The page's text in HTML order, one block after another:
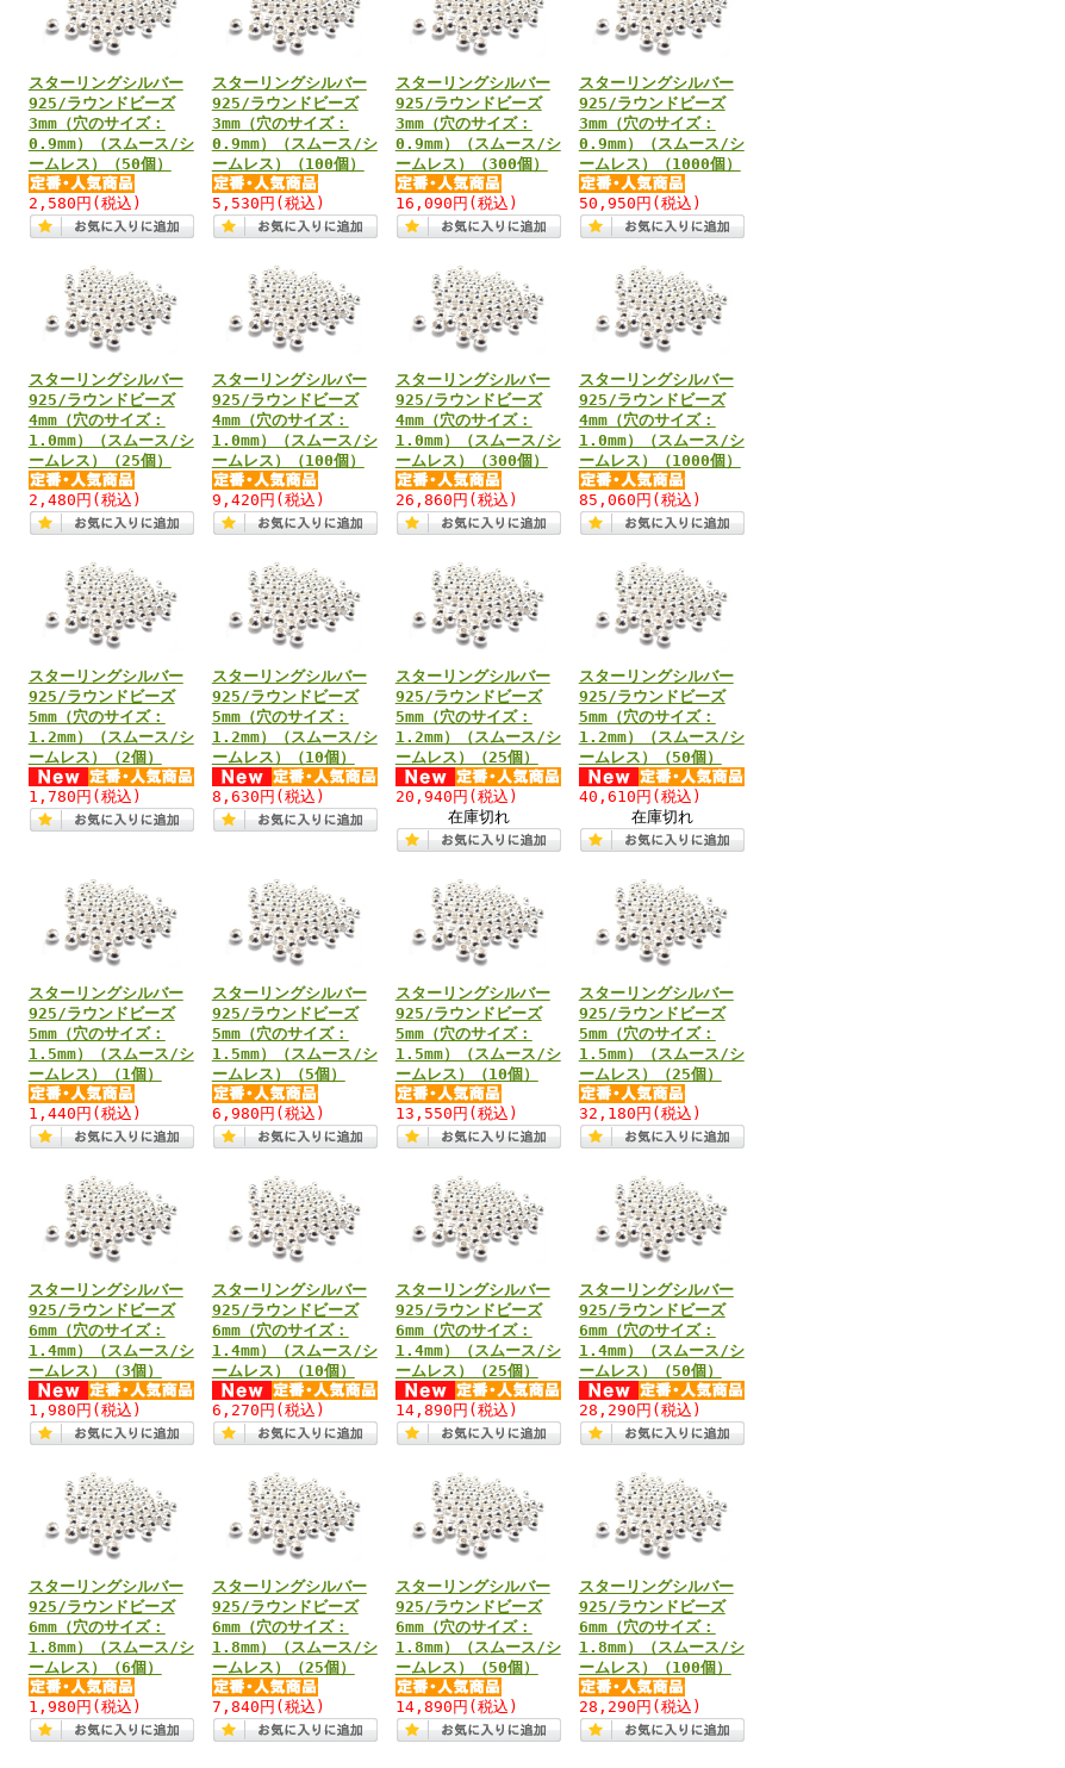
スターリングシルバー
925/ラウンドビーズ
3mm（穴のサイズ：
0.9mm）（スムース/シ
ームレス）（50個）
2,580円 (税込)
スターリングシルバー
925/ラウンドビーズ
3mm（穴のサイズ：
0.9mm）（スムース/シ
ームレス）（100個）
5,530円 (税込)
スターリングシルバー
925/ラウンドビーズ
3mm（穴のサイズ：
0.9mm）（スムース/シ
ームレス）（300個）
16,090円 (税込)
スターリングシルバー
925/ラウンドビーズ
3mm（穴のサイズ：
0.9mm）（スムース/シ
ームレス）（1000個）
50,950円 (税込)
スターリングシルバー
925/ラウンドビーズ
4mm（穴のサイズ：
1.0mm）（スムース/シ
ームレス）（25個）
2,480円 (税込)
スターリングシルバー
925/ラウンドビーズ
4mm（穴のサイズ：
1.0mm）（スムース/シ
ームレス）（100個）
9,420円 (税込)
スターリングシルバー
925/ラウンドビーズ
4mm（穴のサイズ：
1.0mm）（スムース/シ
ームレス）（300個）
26,860円 (税込)
スターリングシルバー
925/ラウンドビーズ
4mm（穴のサイズ：
1.0mm）（スムース/シ
ームレス）（1000個）
85,060円 (税込)
スターリングシルバー
925/ラウンドビーズ
5mm（穴のサイズ：
1.2mm）（スムース/シ
ームレス）（2個）
1,780円 (税込)
スターリングシルバー
925/ラウンドビーズ
5mm（穴のサイズ：
1.2mm）（スムース/シ
ームレス）（10個）
8,630円 (税込)
スターリングシルバー
925/ラウンドビーズ
5mm（穴のサイズ：
1.2mm）（スムース/シ
ームレス）（25個）
20,940円 (税込)
在庫切れ
スターリングシルバー
925/ラウンドビーズ
5mm（穴のサイズ：
1.2mm）（スムース/シ
ームレス）（50個）
40,610円 (税込)
在庫切れ
スターリングシルバー
925/ラウンドビーズ
5mm（穴のサイズ：
1.5mm）（スムース/シ
ームレス）（1個）
1,440円 (税込)
スターリングシルバー
925/ラウンドビーズ
5mm（穴のサイズ：
1.5mm）（スムース/シ
ームレス）（5個）
6,980円 (税込)
スターリングシルバー
925/ラウンドビーズ
5mm（穴のサイズ：
1.5mm）（スムース/シ
ームレス）（10個）
13,550円 (税込)
スターリングシルバー
925/ラウンドビーズ
5mm（穴のサイズ：
1.5mm）（スムース/シ
ームレス）（25個）
32,180円 (税込)
スターリングシルバー
925/ラウンドビーズ
6mm（穴のサイズ：
1.4mm）（スムース/シ
ームレス）（3個）
1,980円 (税込)
スターリングシルバー
925/ラウンドビーズ
6mm（穴のサイズ：
1.4mm）（スムース/シ
ームレス）（10個）
6,270円 (税込)
スターリングシルバー
925/ラウンドビーズ
6mm（穴のサイズ：
1.4mm）（スムース/シ
ームレス）（25個）
14,890円 (税込)
スターリングシルバー
925/ラウンドビーズ
6mm（穴のサイズ：
1.4mm）（スムース/シ
ームレス）（50個）
28,290円 (税込)
スターリングシルバー
925/ラウンドビーズ
6mm（穴のサイズ：
1.8mm）（スムース/シ
ームレス）（6個）
1,980円 (税込)
スターリングシルバー
925/ラウンドビーズ
6mm（穴のサイズ：
1.8mm）（スムース/シ
ームレス）（25個）
7,840円 (税込)
スターリングシルバー
925/ラウンドビーズ
6mm（穴のサイズ：
1.8mm）（スムース/シ
ームレス）（50個）
14,890円 (税込)
スターリングシルバー
925/ラウンドビーズ
6mm（穴のサイズ：
1.8mm）（スムース/シ
ームレス）（100個）
28,290円 (税込)